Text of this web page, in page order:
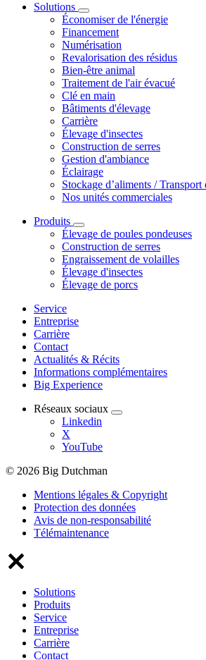
Solutions
Économiser de l'énergie
Financement
Numérisation
Revalorisation des résidus
Bien-être animal
Traitement de l'air évacué
Clé en main
Bâtiments d'élevage
Carrière
Élevage d'insectes
Construction de serres
Gestion d'ambiance
Éclairage
Stockage d’aliments / Transport
Nos unités commerciales
Produits
Élevage de poules pondeuses
Construction de serres
Engraissement de volailles
Élevage d'insectes
Élevage de porcs
Service
Entreprise
Carrière
Contact
Actualités & Récits
Informations complémentaires
Big Experience
Réseaux sociaux
Linkedin
X
YouTube
© 2026 Big Dutchman
Mentions légales & Copyright
Protection des données
Avis de non-responsabilité
Télémaintenance
Solutions
Produits
Service
Entreprise
Carrière
Contact